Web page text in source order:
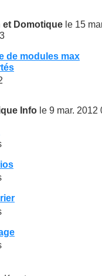
et Domotique le 15
de modules max
Info le 9 mar. 2012